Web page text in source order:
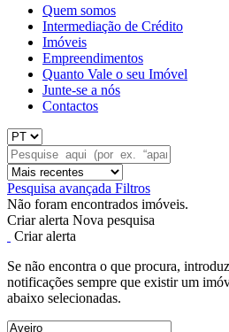
Quem somos
Intermediação de Crédito
Imóveis
Empreendimentos
Quanto Vale o seu Imóvel
Junte-se a nós
Contactos
Pesquisa avançada Filtros
Não foram encontrados imóveis.
Criar alerta Nova pesquisa
Criar alerta
Se não encontra o que procura,
notificações sempre que existir um
abaixo selecionadas.